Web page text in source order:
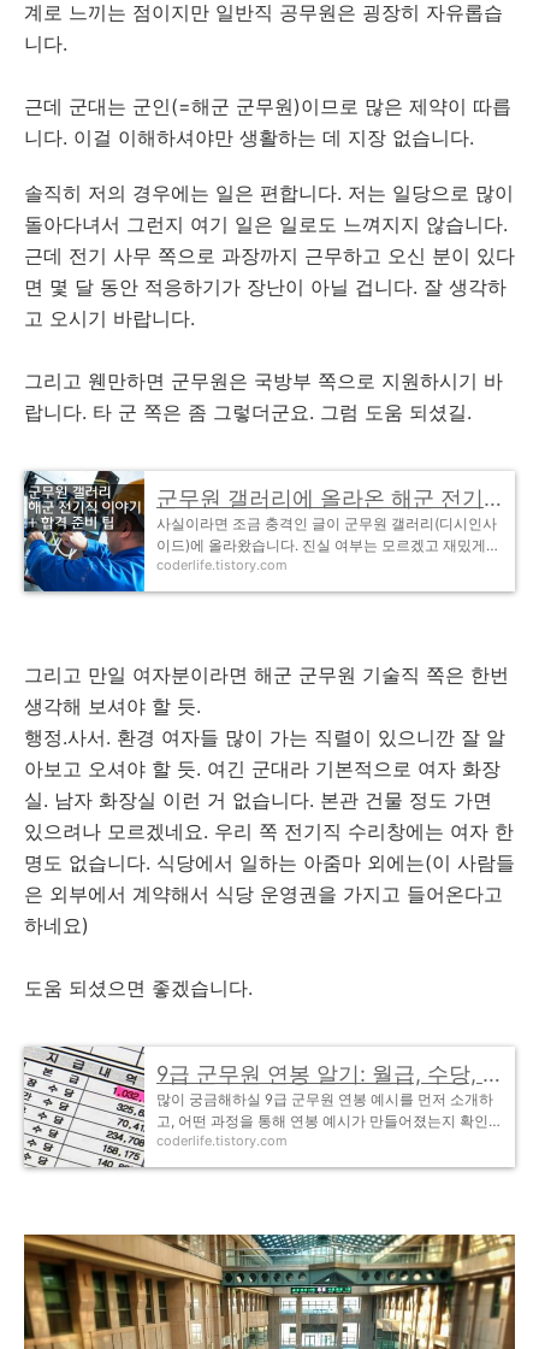
계로 느끼는 점이지만 일반직 공무원은 굉장히 자유롭습
니다.
근데 군대는 군인(=해군 군무원)이므로 많은 제약이 따릅
니다. 이걸 이해하셔야만 생활하는 데 지장 없습니다.
솔직히 저의 경우에는 일은 편합니다. 저는 일당으로 많이
돌아다녀서 그런지 여기 일은 일로도 느껴지지 않습니다.
근데 전기 사무 쪽으로 과장까지 근무하고 오신 분이 있다
면 몇 달 동안 적응하기가 장난이 아닐 겁니다. 잘 생각하
고 오시기 바랍니다.
그리고 웬만하면 군무원은 국방부 쪽으로 지원하시기 바
랍니다. 타 군 쪽은 좀 그렇더군요. 그럼 도움 되셨길.
군무원 갤러리에 올라온 해군 전기직 이야기 + 합격 준비 팁
사실이라면 조금 충격인 글이 군무원 갤러리(디시인사
이드)에 올라왔습니다. 진실 여부는 모르겠고 재밌게
읽을만한 글이네요. 출처 : 작년 합격자 올해 발령난 해
군 전기 현직이다. 해군 전기 오지 마라 : 디..
coderlife.tistory.com
그리고 만일 여자분이라면 해군 군무원 기술직 쪽은 한번
생각해 보셔야 할 듯.
행정.사서. 환경 여자들 많이 가는 직렬이 있으니깐 잘 알
아보고 오셔야 할 듯. 여긴 군대라 기본적으로 여자 화장
실. 남자 화장실 이런 거 없습니다. 본관 건물 정도 가면
있으려나 모르겠네요. 우리 쪽 전기직 수리창에는 여자 한
명도 없습니다. 식당에서 일하는 아줌마 외에는(이 사람들
은 외부에서 계약해서 식당 운영권을 가지고 들어온다고
하네요)
도움 되셨으면 좋겠습니다.
9급 군무원 연봉 알기: 월급, 수당, 실수령액 따져보기
많이 궁금해하실 9급 군무원 연봉 예시를 먼저 소개하
고, 어떤 과정을 통해 연봉 예시가 만들어졌는지 확인해
보겠습니다. 100% 정확하다기보단 90% 정확도를 갖
고 있는 정보로 이해하시면 되겠고요. 독신, 결혼,..
coderlife.tistory.com